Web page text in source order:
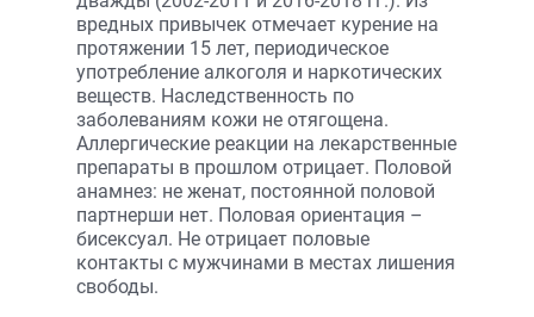
вредных привычек отмечает курение на
протяжении 15 лет, периодическое
употребление алкоголя и наркотических
веществ. Наследственность по
заболеваниям кожи не отягощена.
Аллергические реакции на лекарственные
препараты в прошлом отрицает. Половой
анамнез: не женат, постоянной половой
партнерши нет. Половая ориентация –
бисексуал. Не отрицает половые
контакты с мужчинами в местах лишения
свободы.